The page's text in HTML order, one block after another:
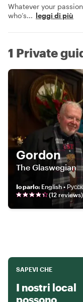
Whatever your
who’s... leggi di più
1 Private
Gordon
The Glaswegian
Io parlo: English •
(12 reviews)
SAPEVI CHE
I nostri local